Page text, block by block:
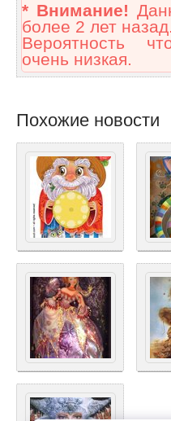
* Внимание!
более 2 лет назад.
Вероятность
очень низкая.
Похожие новости